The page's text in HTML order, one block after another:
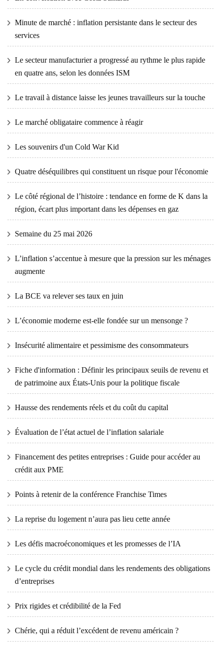
Minute de marché : inflation persistante dans le secteur des
services
Le secteur manufacturier a progressé au rythme le plus rapide
en quatre ans, selon les données ISM
Le travail à distance laisse les jeunes travailleurs sur la touche
Le marché obligataire commence à réagir
Les souvenirs d'un Cold War Kid
Quatre déséquilibres qui constituent un risque pour l'économie
Le côté régional de l’histoire : tendance en forme de K dans la
région, écart plus important dans les dépenses en gaz
Semaine du 25 mai 2026
L’inflation s’accentue à mesure que la pression sur les ménages
augmente
La BCE va relever ses taux en juin
L’économie moderne est-elle fondée sur un mensonge ?
Insécurité alimentaire et pessimisme des consommateurs
Fiche d'information : Définir les principaux seuils de revenu et
de patrimoine aux États-Unis pour la politique fiscale
Hausse des rendements réels et du coût du capital
Évaluation de l’état actuel de l’inflation salariale
Financement des petites entreprises : Guide pour accéder au
crédit aux PME
Points à retenir de la conférence Franchise Times
La reprise du logement n’aura pas lieu cette année
Les défis macroéconomiques et les promesses de l’IA
Le cycle du crédit mondial dans les rendements des obligations
d’entreprises
Prix ​​​​rigides et crédibilité de la Fed
Chérie, qui a réduit l’excédent de revenu américain ?